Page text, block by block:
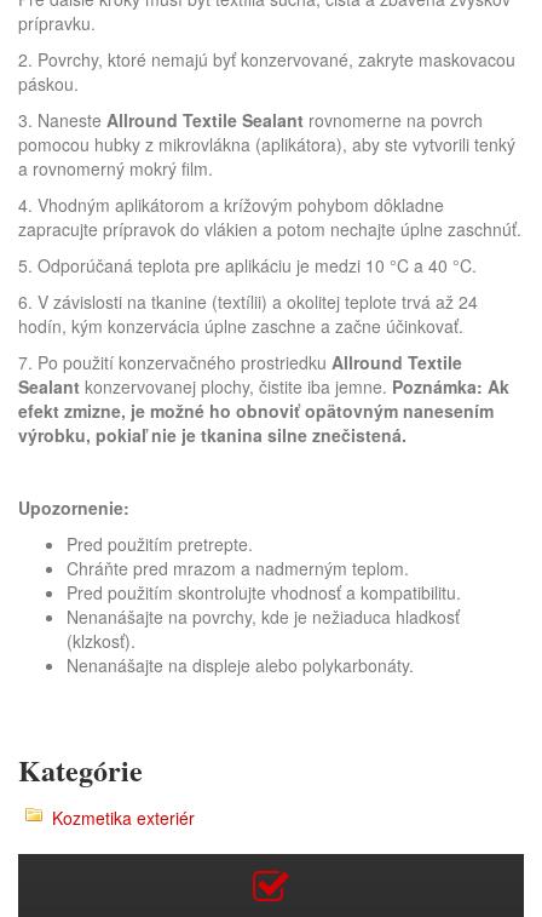
prípravku.
2. Povrchy, ktoré nemajú byť konzervované, zakryte maskovacou
páskou.
3. Naneste Allround Textile Sealant rovnomerne na povrch
pomocou hubky z mikrovlákna (aplikátora), aby ste vytvorili tenký
a rovnomerný mokrý film.
4. Vhodným aplikátorom a krížovým pohybom dôkladne
zapracujte prípravok do vlákien a potom nechajte úplne zaschnúť.
5. Odporúčaná teplota pre aplikáciu je medzi 10 °C a 40 °C.
6. V závislosti na tkanine (textílii) a okolitej teplote trvá až 24
hodín, kým konzervácia úplne zaschne a začne účinkovať.
7. Po použití konzervačného prostriedku Allround Textile
Sealant konzervovanej plochy, čistite iba jemne. Poznámka: Ak
efekt zmizne, je možné ho obnoviť opätovným nanesením
výrobku, pokiaľ nie je tkanina silne znečistená.
Upozornenie:
Pred použitím pretrepte.
Chráňte pred mrazom a nadmerným teplom.
Pred použitím skontrolujte vhodnosť a kompatibilitu.
Nenanášajte na povrchy, kde je nežiaduca hladkosť
(klzkosť).
Nenanášajte na displeje alebo polykarbonáty.
Kategórie
Kozmetika exteriér